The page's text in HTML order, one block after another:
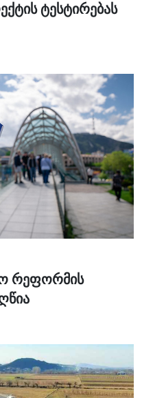
ტესტირებას
რეფორმის